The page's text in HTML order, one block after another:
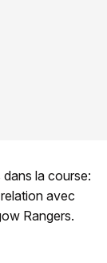
la course:
avec
Rangers.